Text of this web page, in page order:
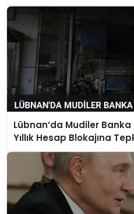
Lübnan’da Mudiler
Yıllık Hesap Blokajına